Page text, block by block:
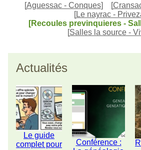
[Aguessac - Conques] [
[Le nayrac -
[Recoules previnquieres -
[Salles la source -
Actualités
Le guide
complet pour
Conférence :